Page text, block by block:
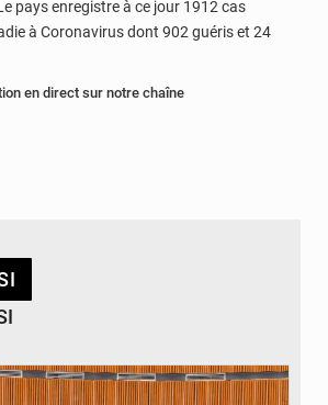
pays enregistre à ce jour 1912 cas
à Coronavirus dont 902 guéris et 24
en direct sur notre chaîne